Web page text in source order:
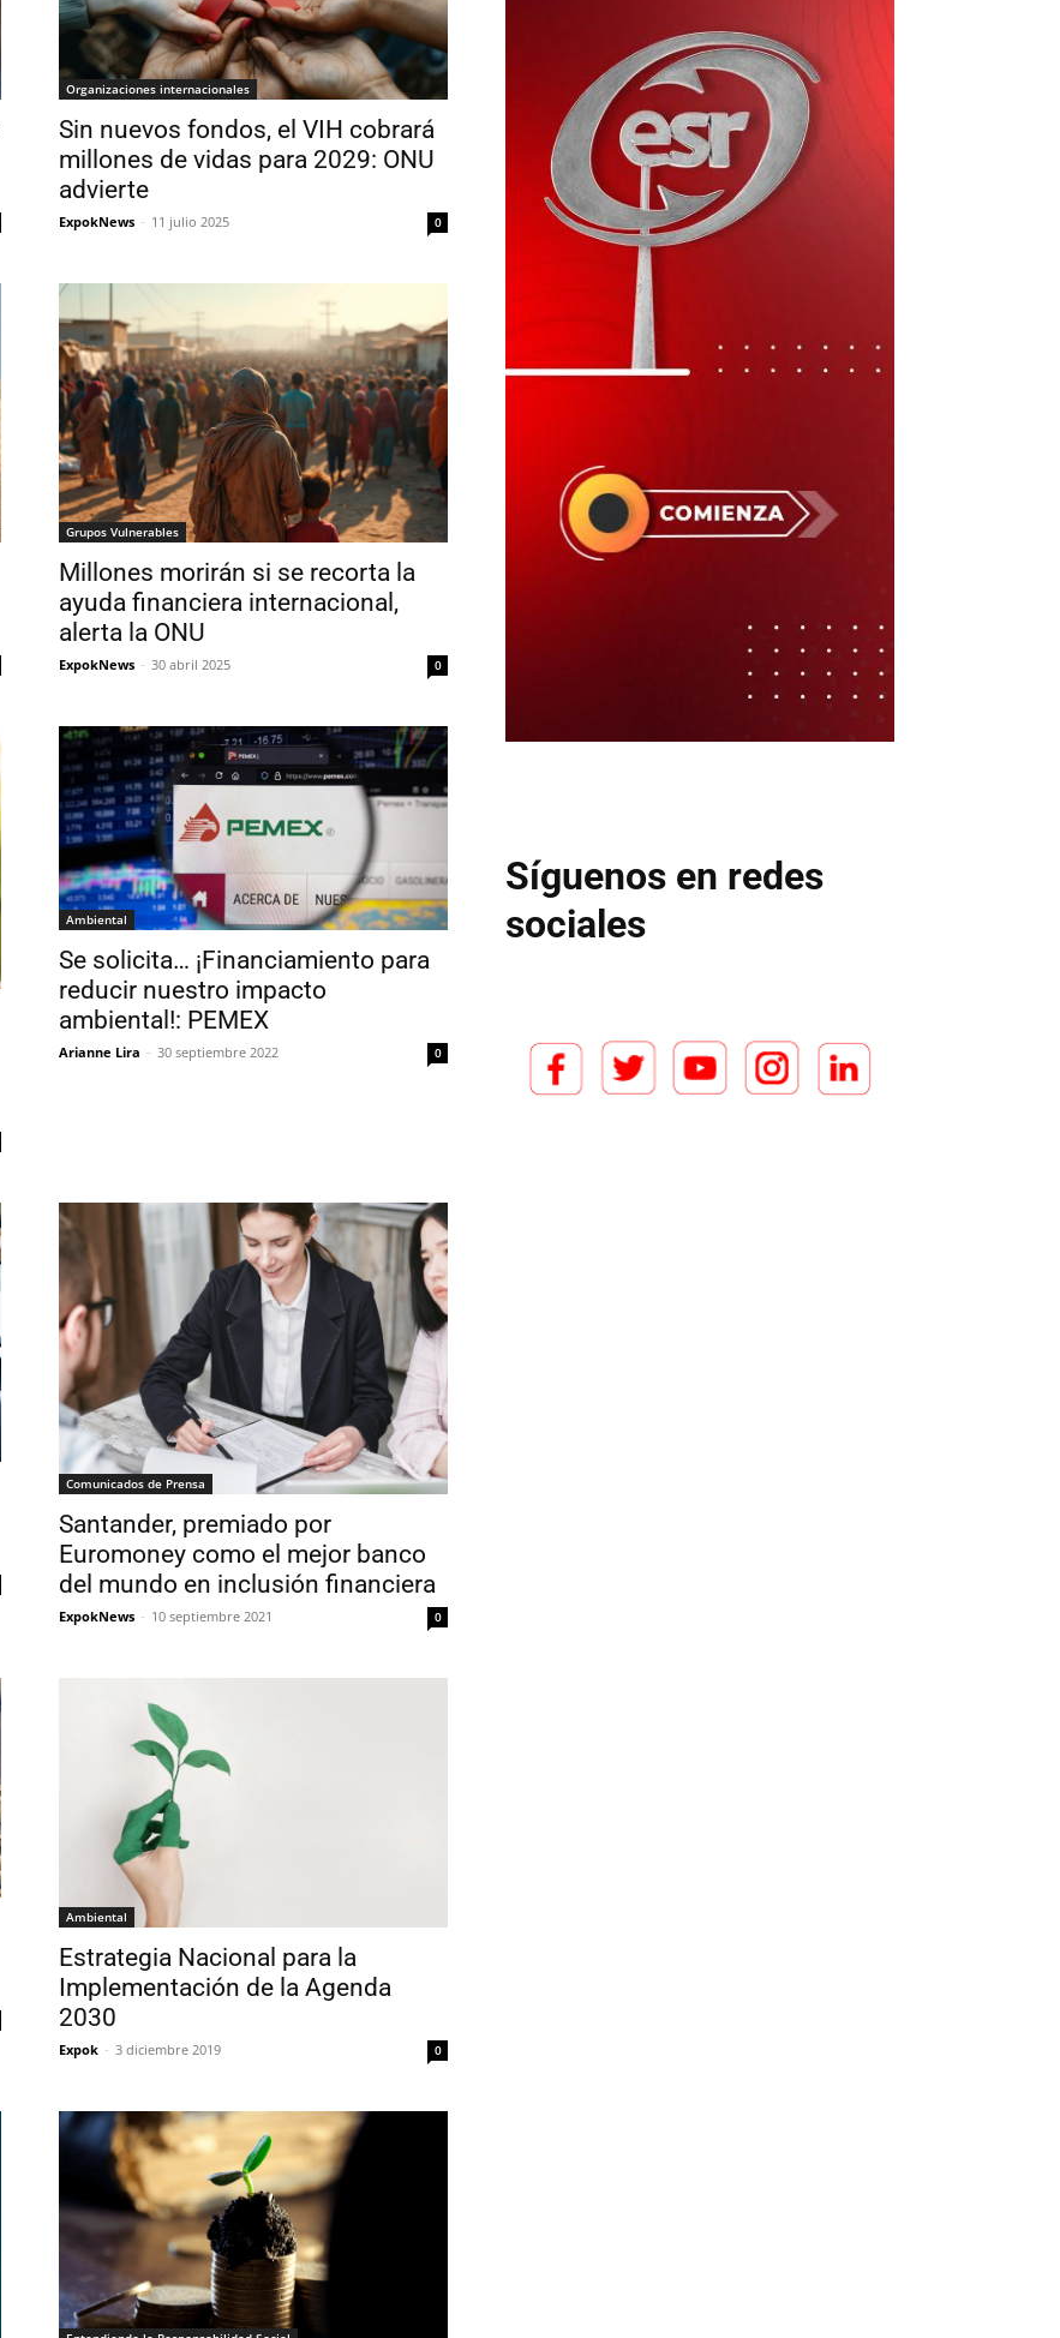
Organizaciones internacionales
Sin nuevos fondos, el VIH cobrará
millones de vidas para 2029: ONU
advierte
ExpokNews - 11 julio 2025 0
Grupos Vulnerables
Millones morirán si se recorta la
ayuda financiera internacional,
alerta la ONU
ExpokNews - 30 abril 2025 0
Ambiental
Se solicita… ¡Financiamiento para
reducir nuestro impacto
ambiental!: PEMEX
Arianne Lira - 30 septiembre 2022 0
Comunicados de Prensa
Santander, premiado por
Euromoney como el mejor banco
del mundo en inclusión financiera
ExpokNews - 10 septiembre 2021 0
Ambiental
Estrategia Nacional para la
Implementación de la Agenda
2030
Expok - 3 diciembre 2019 0
Síguenos en redes
sociales